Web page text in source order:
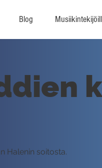
Blog
Halenin soitosta.